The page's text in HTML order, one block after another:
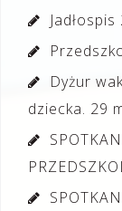
Jadłospis
Dyżur
dziecka. 29